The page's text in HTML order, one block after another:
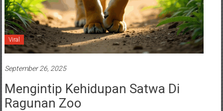
Viral
September 26, 2025
Mengintip Kehidupan Satwa Di
Ragunan Zoo